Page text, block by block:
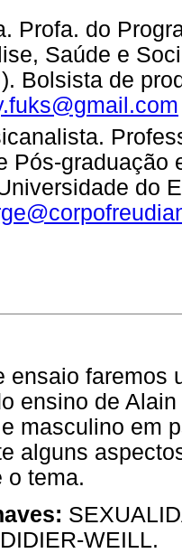
Profa. do
Saúde e
Bolsista de
Pós-
do
ensaio faremos
ensino de
masculino em
alguns
o tema.
WEILL.